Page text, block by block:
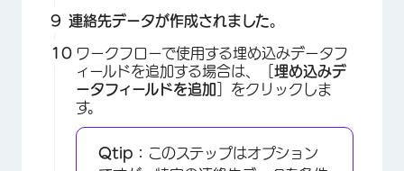
連絡先データが作成されました。
ワークフローで使用する埋め込みデータフ
ィールドを追加する場合は、［ 埋め込みデ
ータフィールドを追加
］をクリックしま
す。
Qtip： このステップはオプション